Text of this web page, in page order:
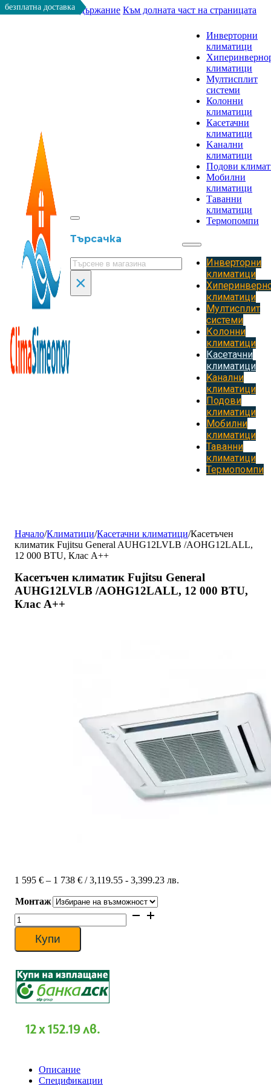
Към основното съдържание Към долната част на страницата
Търсачка
Търсене
×
Инверторни
климатици
климатици
Мултисплит
системи
Колонни
климатици
Касетачни
климатици
Kанални
климатици
Подови
Мобилни
климатици
Таванни
климатици
Термопомпи
Инверторни
климатици
климатици
Мултисплит
системи
Колонни
климатици
Касетачни
климатици
Kанални
климатици
Подови
климатици
Мобилни
климатици
Таванни
климатици
Термопомпи
Начало/Климатици/Касетачни климатици/Касетъчен
климатик Fujitsu General AUHG12LVLB /AOHG12LALL,
12 000 BTU, Клас А++
Касетъчен климатик Fujitsu General
AUHG12LVLB /AOHG12LALL, 12 000 BTU,
Клас А++
безплатна доставка
1 595 € – 1 738 €Price
1
595 €
/ 3,119.55 - 3,399.23 лв.
Монтаж
количество
за
Касетъчен
климатик
AUHG12LVLB
/AOHG12LALL,
12
Клас
Купи
12 x 152.19 лв.
Описание
Спецификации